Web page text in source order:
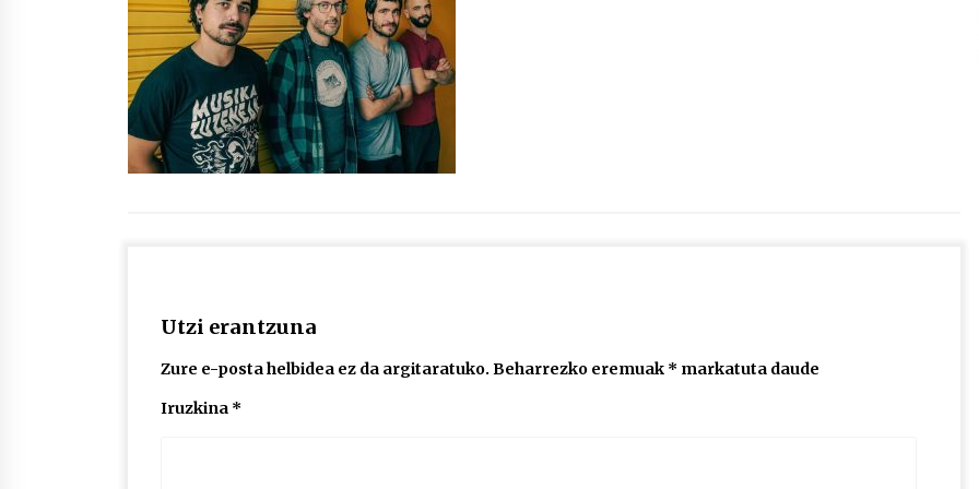
protagonista
2026/07/16
POTTO: San Pedro jaietako bertso-
saioa
2026/07/09
Utzi erantzuna
Zure e-posta helbidea ez da argitaratuko. Beharrezko eremuak * markatuta daude
Iruzkina *